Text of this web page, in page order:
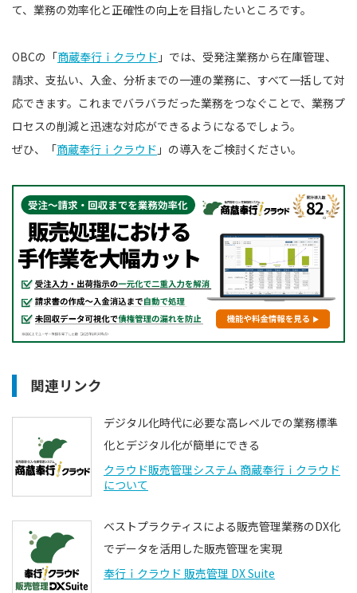
て、業務の効率化と正確性の向上を目指したいところです。
OBCの「商蔵奉行ｉクラウド 」では、受発注業務から在庫管理、
請求、支払い、入金、分析までの一連の業務に、すべて一括して対
応できます。これまでバラバラだった業務をつなぐことで、業務プ
ロセスの削減と迅速な対応ができるようになるでしょう。
ぜひ、「商蔵奉行ｉクラウド 」の導入をご検討ください。
関連リンク
デジタル化時代に必要な高レベルでの業務標準
化とデジタル化が簡単にできる
クラウド販売管理システム 商蔵奉行ｉクラウド
について
ベストプラクティスによる販売管理業務のDX化
でデータを活用した販売管理を実現
奉行ｉクラウド 販売管理 DX Suite